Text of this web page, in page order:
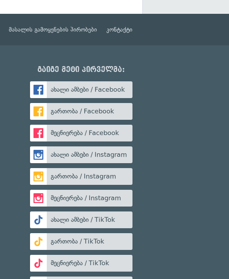
მასალის გამოყენების პირობები კონტაქტი
გაიგე მეტი პირველმა:
ახალი ამბები / Facebook
გართობა / Facebook
მეცნიერება / Facebook
ახალი ამბები / Instagram
გართობა / Instagram
მეცნიერება / Instagram
ახალი ამბები / TikTok
გართობა / TikTok
მეცნიერება / TikTok